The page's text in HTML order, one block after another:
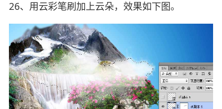
26、用云彩笔刷加上云朵，效果如下图。